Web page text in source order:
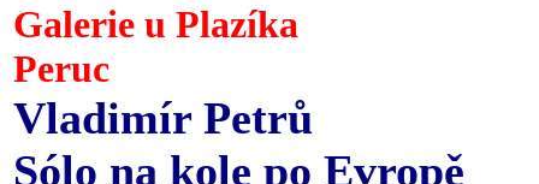
Galerie u Plazíka
Peruc
Vladimír Petrů
Sólo na kole po Evropě